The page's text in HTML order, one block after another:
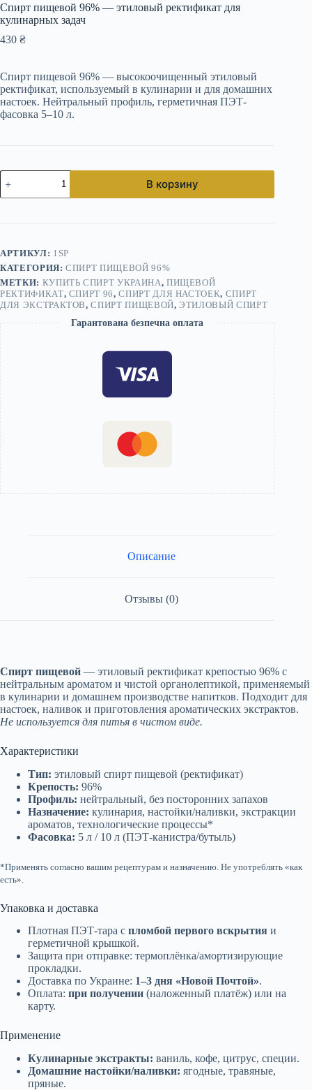
Спирт пищевой 96% — этиловый ректификат для
кулинарных задач
430 ₴
Спирт пищевой 96% — высокоочищенный этиловый
ректификат, используемый в кулинарии и для домашних
настоек. Нейтральный профиль, герметичная ПЭТ-
фасовка 5–10 л.
Количество
товара
Спирт
96%
ректификат
для
кулинарных
задач
В корзину
АРТИКУЛ: 1SP
КАТЕГОРИЯ:СПИРТ ПИЩЕВОЙ 96%
МЕТКИ: КУПИТЬ СПИРТ УКРАИНА, ПИЩЕВОЙ
РЕКТИФИКАТ, СПИРТ 96,СПИРТ ДЛЯ НАСТОЕК, СПИРТ
ДЛЯ ЭКСТРАКТОВ,СПИРТ ПИЩЕВОЙ,ЭТИЛОВЫЙ СПИРТ
Гарантована безпечна оплата
Описание
Отзывы (0)
Спирт пищевой — этиловый ректификат крепостью 96% с
нейтральным ароматом и чистой органолептикой, применяемый
в кулинарии и домашнем производстве напитков. Подходит для
настоек, наливок и приготовления ароматических экстрактов.
Не используется для питья в чистом виде.
Характеристики
Тип: этиловый спирт пищевой (ректификат)
Крепость: 96%
Профиль: нейтральный, без посторонних запахов
Назначение: кулинария, настойки/наливки, экстракции
ароматов, технологические процессы*
Фасовка: 5 л / 10 л (ПЭТ-канистра/бутыль)
*Применять согласно вашим рецептурам и назначению. Не употреблять «как
есть».
Упаковка и доставка
Плотная ПЭТ-тара с пломбой первого вскрытия и
герметичной крышкой.
Защита при отправке: термоплёнка/амортизирующие
прокладки.
Доставка по Украине: 1–3 дня «Новой Почтой».
Оплата: при получении (наложенный платёж) или на
карту.
Применение
Кулинарные экстракты: ваниль, кофе, цитрус, специи.
Домашние настойки/наливки: ягодные, травяные,
пряные.